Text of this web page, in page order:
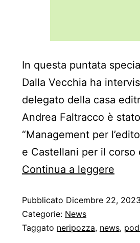
In questa puntata
Dalla Vecchia ha
delegato della casa
Andrea Faltracco è
“Management per
e Castellani per il
Continua a leggere
Pubblicato Dicembre 22, 2023
Categorie: News
Taggato neripozza, news,